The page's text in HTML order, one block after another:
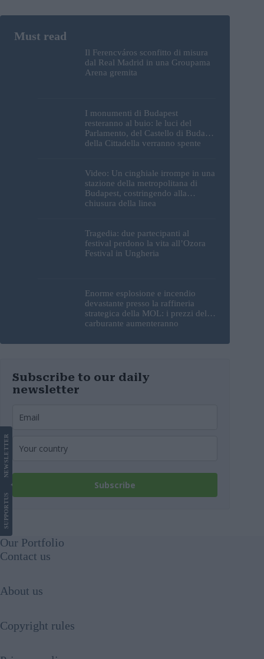
Il Ferencváros sconfitto di misura
dal Real Madrid in una Groupama
Arena gremita
I monumenti di Budapest
resteranno al buio: le luci del
Parlamento, del Castello di Buda e
della Cittadella verranno spente
Video: Un cinghiale irrompe in una
stazione della metropolitana di
Budapest, costringendo alla
chiusura della linea
Tragedia: due partecipanti al
festival perdono la vita all’Ozora
Festival in Ungheria
Enorme esplosione e incendio
devastante presso la raffineria
strategica della MOL: i prezzi del
carburante aumenteranno
Subscribe to our daily
newsletter
Subscribe
SUPPORT
US
NEWS
LETTER
Our Portfolio
Contact us
About us
Copyright rules